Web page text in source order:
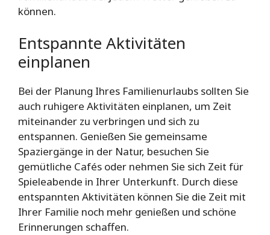
können.
Entspannte Aktivitäten
einplanen
Bei der Planung Ihres Familienurlaubs sollten Sie
auch ruhigere Aktivitäten einplanen, um Zeit
miteinander zu verbringen und sich zu
entspannen. Genießen Sie gemeinsame
Spaziergänge in der Natur, besuchen Sie
gemütliche Cafés oder nehmen Sie sich Zeit für
Spieleabende in Ihrer Unterkunft. Durch diese
entspannten Aktivitäten können Sie die Zeit mit
Ihrer Familie noch mehr genießen und schöne
Erinnerungen schaffen.